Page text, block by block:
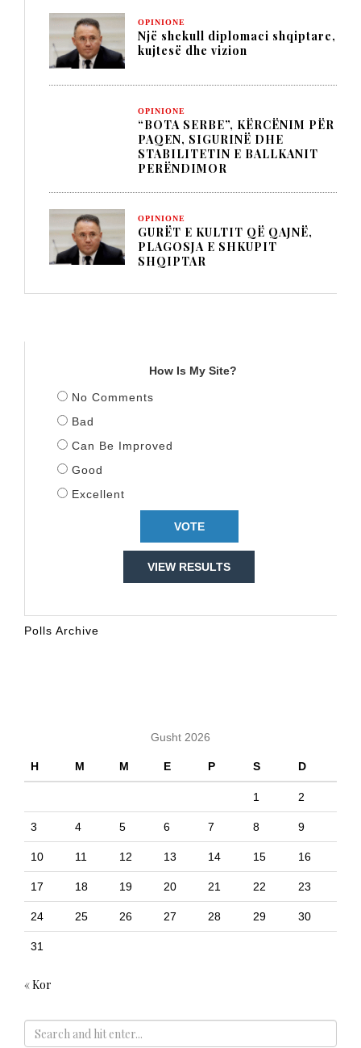
OPINIONE
Një shekull diplomaci shqiptare,
kujtesë dhe vizion
OPINIONE
“BOTA SERBE”, KËRCËNIM PËR
PAQEN, SIGURINË DHE
STABILITETIN E BALLKANIT
PERËNDIMOR
OPINIONE
GURËT E KULTIT QË QAJNË,
PLAGOSJA E SHKUPIT
SHQIPTAR
How Is My Site?
No Comments
Bad
Can Be Improved
Good
Excellent
VIEW RESULTS
Polls Archive
Gusht 2026
H M M E P S D
1 2
3 4 5 6 7 8 9
10 11 12 13 14 15 16
17 18 19 20 21 22 23
24 25 26 27 28 29 30
31
« Kor